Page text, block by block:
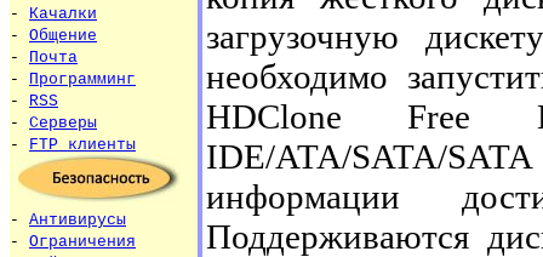
- Качалки
- Общение
- Почта
- Программинг
- RSS
- Серверы
- FTP клиенты
- Антивирусы
- Ограничения
загрузочную
необходимо
HDClone Free
IDE/ATA/SATA/
информации
Поддерживаются